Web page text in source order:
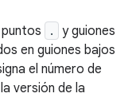
. y guiones
en guiones bajos
el número de
versión de la